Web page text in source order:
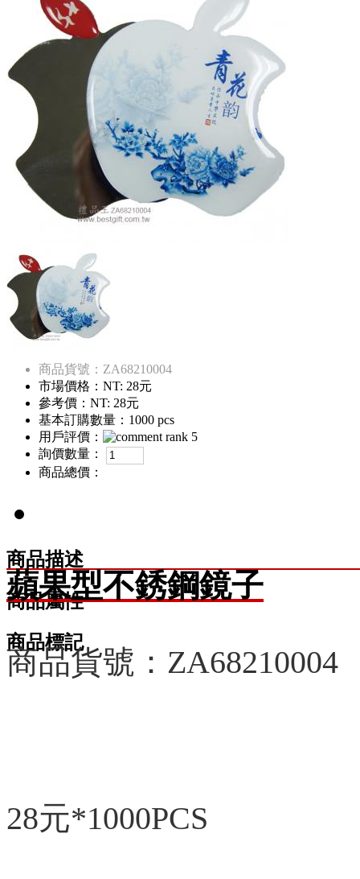
商品貨號：ZA68210004
市場價格： NT: 28元
參考價： NT: 28元
基本訂購數量：1000 pcs
用戶評價：
詢價數量：
商品總價：
商品描述
商品屬性
商品標記
蘋果型不銹鋼鏡子
商品貨號：ZA68210004
28元*1000PCS